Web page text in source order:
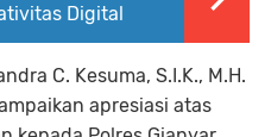
Digital
C. Kesuma, S.I.K., M.H.
apresiasi atas